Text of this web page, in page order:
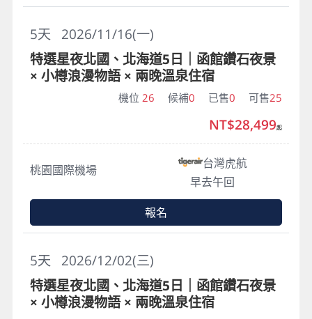
2026/11/16(一)
5天
特選星夜北國、北海道5日｜函館鑽石夜景
× 小樽浪漫物語 × 兩晚溫泉住宿
機位 26 候補0 已售0 可售25
桃園國際機場
台灣虎航
早去午回
NT$28,499起
報名
2026/12/02(三)
5天
特選星夜北國、北海道5日｜函館鑽石夜景
× 小樽浪漫物語 × 兩晚溫泉住宿